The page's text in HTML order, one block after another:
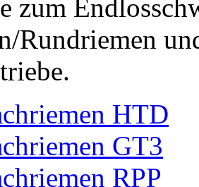
zum
Rundriemen
HTD
GT3
RPP